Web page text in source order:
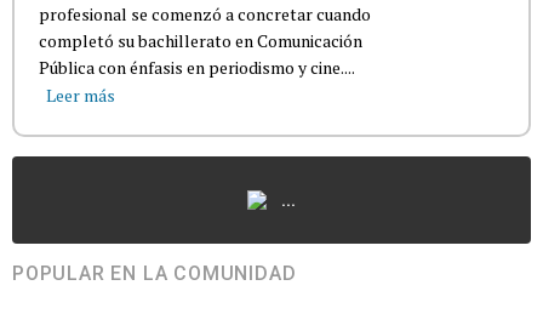
profesional se comenzó a concretar cuando
completó su bachillerato en Comunicación
Pública con énfasis en periodismo y cine....
Leer más
...
POPULAR EN LA COMUNIDAD